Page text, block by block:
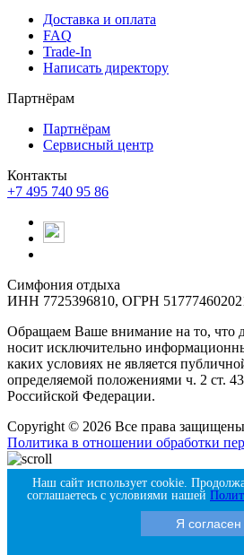
Доставка и оплата
FAQ
Trade-In
Написать директору
Партнёрам
Партнёрам
Сервисный центр
Контакты
+7 495 740 95 86
Симфония отдыха
ИНН 7725396810, ОГРН
Обращаем Ваше внимание на то, что
носит исключительно
каких условиях не является
определяемой положениями ч. 2 ст.
Российской Федерации.
Copyright © 2026 Все права
Политика в отношении обработки
Продвигается с помощью
Наш сайт использует cookie.
соглашаетесь с условиями нашей
Я согласен